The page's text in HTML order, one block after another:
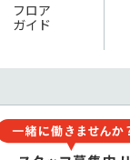
フロア
ガイド